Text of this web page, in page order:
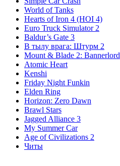
World of Tanks
Hearts of Iron 4 (HOI 4)
Euro Truck Simulator 2
Baldur’s Gate 3
В тылу врага: Штурм 2
Mount & Blade 2: Bannerlord
Atomic Heart
Kenshi
Friday Night Funkin
Elden Ring
Horizon: Zero Dawn
Brawl Stars
Jagged Alliance 3
My Summer Car
Age of Civilizations 2
Читы